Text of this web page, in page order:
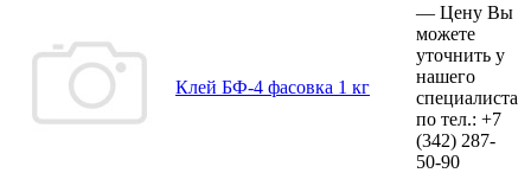
Клей БФ-4 фасовка 1 кг
— Цену Вы
можете
уточнить у
нашего
специалиста
по тел.: +7
(342) 287-
50-90